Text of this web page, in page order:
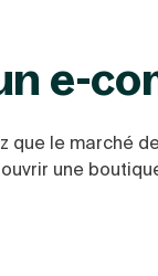
e-
que le marché
une